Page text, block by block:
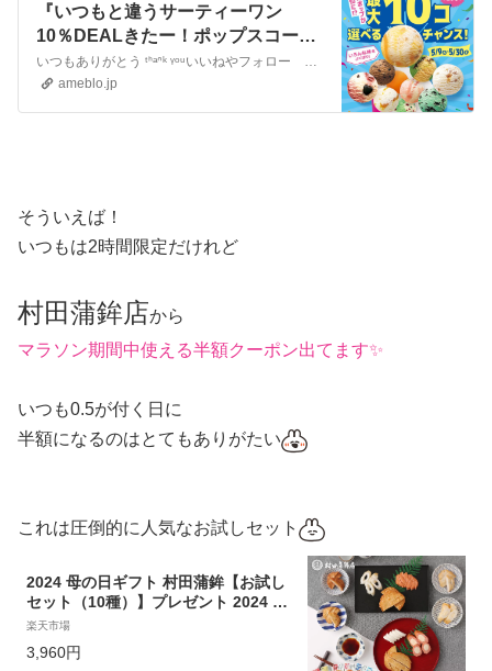
『いつもと違うサーティーワン
10％DEALきたー！ポップスコープ
10個食べに行こう♡♡』
いつもありがとう ᵗᑋᵃᐢᵏ ᵞᵒᵘいいねやフォロー ありがとうございます楽しく生きることをモットーに暮らしのお金の使い方を研究しています 本ページはプロ…
ameblo.jp
そういえば！
いつもは2時間限定だけれど
村田蒲鉾店から
マラソン期間中使える半額クーポン出てます✨️
いつも0.5が付く日に
半額になるのはとてもありがたい
これは圧倒的に人気なお試しセット
2024 母の日ギフト 村田蒲鉾【お試し
セット（10種）】プレゼント 2024 か
まぼこ 初節句 内祝い お祝い お返し
おつまみ 惣菜 さつま揚げ
楽天市場
3,960円